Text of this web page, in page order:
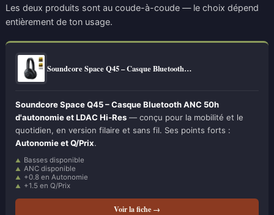
Les deux produits sont au coude-à-coude — le choix dépend
entièrement de ton usage.
Soundcore Space Q45 – Casque Bluetooth…
Soundcore Space Q45 – Casque Bluetooth ANC 50h
d'autonomie et LDAC Hi-Res — conçu pour la mobilité et le
quotidien, en version filaire et sans fil. Ses points forts :
Autonomie et Q/Prix.
Basses disponible
ANC disponible
+0.8 en Autonomie
+1.5 en Q/Prix
Voir la fiche →